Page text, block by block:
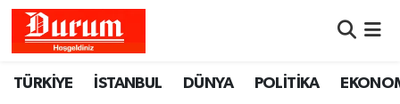
TÜRKİYE İSTANBUL DÜNYA POLİTİKA